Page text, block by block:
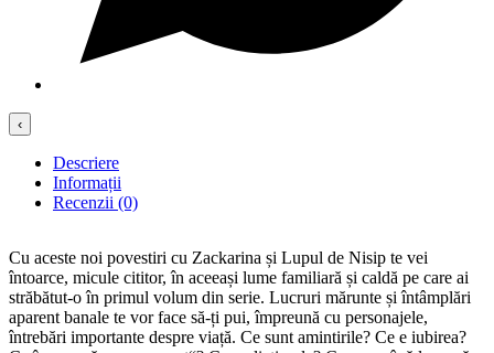
‹
Descriere
Informații
Recenzii (0)
Cu aceste noi povestiri cu Zackarina și Lupul de Nisip te vei
întoarce, micule cititor, în aceeași lume familiară și caldă pe care ai
străbătut-o în primul volum din serie. Lucruri mărunte și întâmplări
aparent banale te vor face să-ți pui, împreună cu personajele,
întrebări importante despre viață. Ce sunt amintirile? Ce e iubirea?